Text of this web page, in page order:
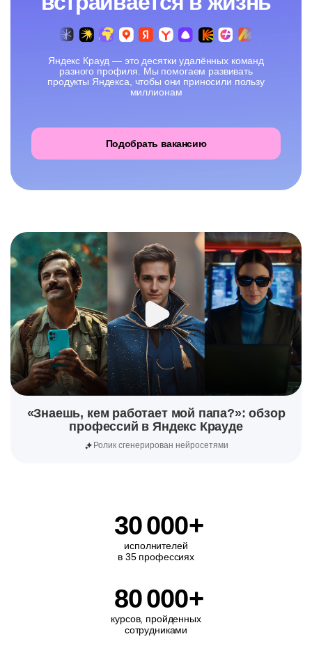
Яндекс Крауд — это десятки удалённых команд
разного профиля. Мы помогаем развивать
продукты Яндекса, чтобы они приносили пользу
миллионам
Подобрать вакансию
«Знаешь, кем работает мой папа?»: обзор
профессий в Яндекс Крауде
Ролик сгенерирован нейросетями
30000+
исполнителей
в 35 профессиях
80000+
курсов, пройденных
сотрудниками